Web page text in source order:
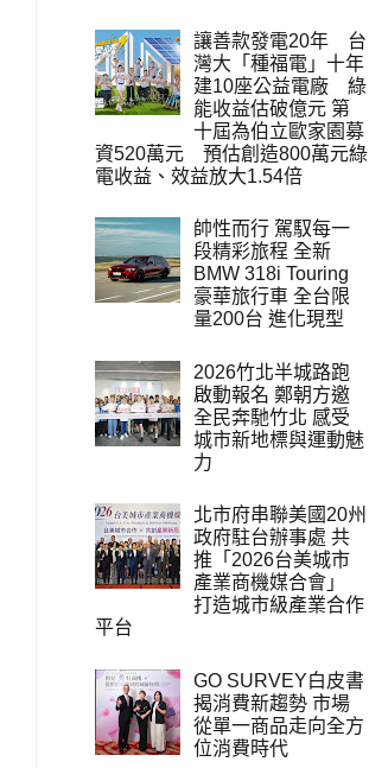
讓善款發電20年 台
灣大「種福電」十年
建10座公益電廠 綠
能收益估破億元 第
十屆為伯立歐家園募
資520萬元 預估創造800萬元綠
電收益、效益放大1.54倍
帥性而行 駕馭每一
段精彩旅程 全新
BMW 318i Touring
豪華旅行車 全台限
量200台 進化現型
2026竹北半城路跑
啟動報名 鄭朝方邀
全民奔馳竹北 感受
城市新地標與運動魅
力
北市府串聯美國20州
政府駐台辦事處 共
推「2026台美城市
產業商機媒合會」
打造城市級產業合作
平台
GO SURVEY白皮書
揭消費新趨勢 市場
從單一商品走向全方
位消費時代